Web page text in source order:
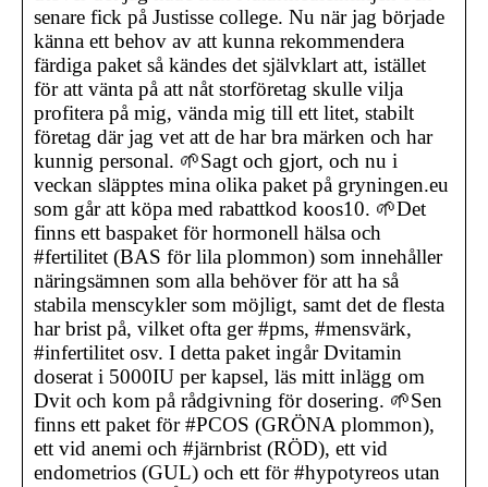
senare fick på Justisse college. Nu när jag började
känna ett behov av att kunna rekommendera
färdiga paket så kändes det självklart att, istället
för att vänta på att nåt storföretag skulle vilja
profitera på mig, vända mig till ett litet, stabilt
företag där jag vet att de har bra märken och har
kunnig personal. 🌱Sagt och gjort, och nu i
veckan släpptes mina olika paket på gryningen.eu
som går att köpa med rabattkod koos10. 🌱Det
finns ett baspaket för hormonell hälsa och
#fertilitet (BAS för lila plommon) som innehåller
näringsämnen som alla behöver för att ha så
stabila menscykler som möjligt, samt det de flesta
har brist på, vilket ofta ger #pms, #mensvärk,
#infertilitet osv. I detta paket ingår Dvitamin
doserat i 5000IU per kapsel, läs mitt inlägg om
Dvit och kom på rådgivning för dosering. 🌱Sen
finns ett paket för #PCOS (GRÖNA plommon),
ett vid anemi och #järnbrist (RÖD), ett vid
endometrios (GUL) och ett för #hypotyreos utan